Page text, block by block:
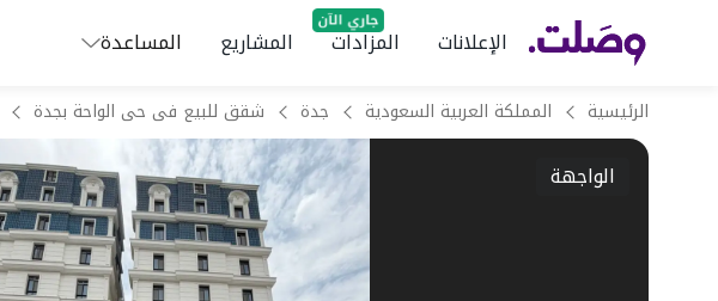
الإعلانات المزادات المشاريع المساعدة
الرئيسية المملكة العربية السعودية جدة شقق للبيع فى حى الواحة بجدة
الواجهة